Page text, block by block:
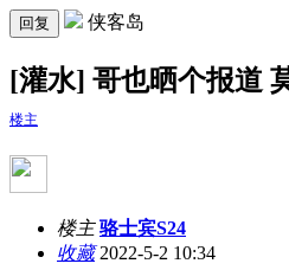
回复 侠客岛
[灌水] 哥也晒个报道
楼主
楼主 骆士宾S24
收藏2022-5-2 10:34